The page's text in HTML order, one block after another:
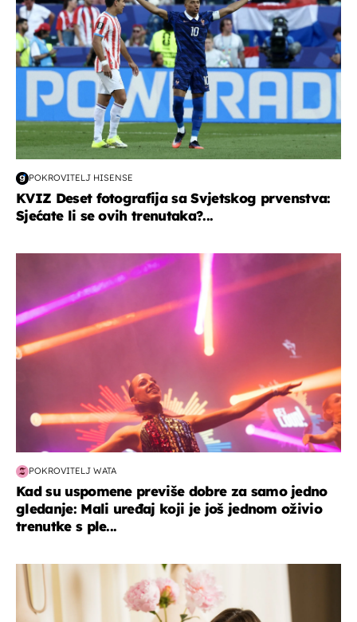
POKROVITELJ HISENSE
KVIZ Deset fotografija sa Svjetskog prvenstva:
Sjećate li se ovih trenutaka?...
POKROVITELJ WATA
Kad su uspomene previše dobre za samo jedno
gledanje: Mali uređaj koji je još jednom oživio
trenutke s ple...
moda & ljepota